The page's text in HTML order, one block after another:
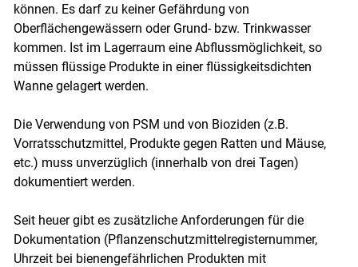
können. Es darf zu keiner Gefährdung von
Oberflächengewässern oder Grund- bzw. Trinkwasser
kommen. Ist im Lagerraum eine Abflussmöglichkeit, so
müssen flüssige Produkte in einer flüssigkeitsdichten
Wanne gelagert werden.
Die Verwendung von PSM und von Bioziden (z.B.
Vorratsschutzmittel, Produkte gegen Ratten und Mäuse,
etc.) muss unverzüglich (innerhalb von drei Tagen)
dokumentiert werden.
Seit heuer gibt es zusätzliche Anforderungen für die
Dokumentation (Pflanzenschutzmittelregisternummer,
Uhrzeit bei bienengefährlichen Produkten mit